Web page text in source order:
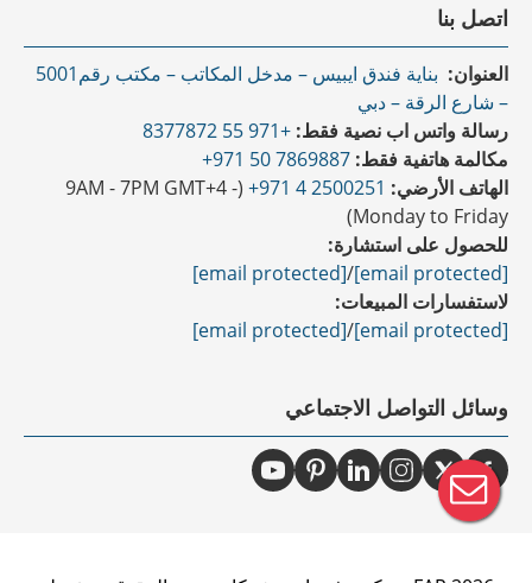
اتصل بنا
العنوان:
بناية فندق ايبيس – مدخل المكاتب – مكتب رقم5001
– شارع الرقة – دبي
رسالة واتس اب نصية فقط: +971 55 8377872
مكالمة هاتفية فقط: 7869887 50 971+
الهاتف الأرضي: 2500251 4 971+
(9AM - 7PM GMT+4 -
Monday to Friday)
للحصول على استشارة:
[email protected]
/
[email protected]
لاستفسارات المبيعات:
[email protected]
/
[email protected]
وسائل التواصل الاجتماعي